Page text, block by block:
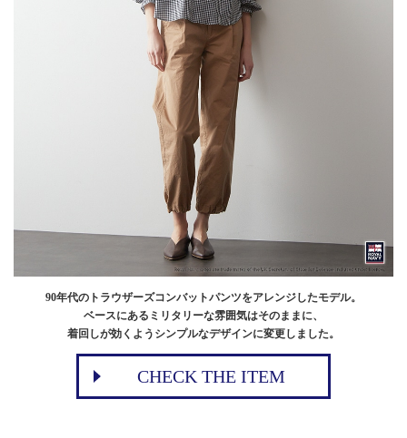
90年代のトラウザーズコンバットパンツをアレンジしたモデル。
ベースにあるミリタリーな雰囲気はそのままに、
着回しが効くようシンプルなデザインに変更しました。
CHECK THE ITEM